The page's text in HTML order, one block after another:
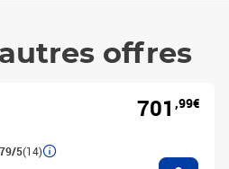
offres
5(14)
701 ,99€